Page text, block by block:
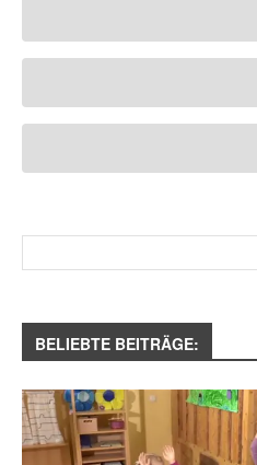
BELIEBTE BEITRÄGE: